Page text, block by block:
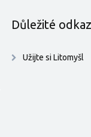
Důležité
Užijte si Litomyšl